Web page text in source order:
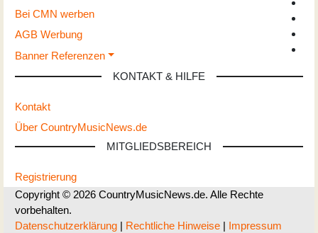
Bei CMN werben
AGB Werbung
Banner Referenzen
KONTAKT & HILFE
Kontakt
Über CountryMusicNews.de
MITGLIEDSBEREICH
Registrierung
Copyright © 2026 CountryMusicNews.de. Alle Rechte
vorbehalten.
Datenschutzerklärung | Rechtliche Hinweise | Impressum